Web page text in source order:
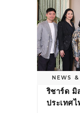
NEWS
ริชาร์ด มิ
ประเทศ